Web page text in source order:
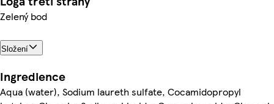
Zelený bod
Složení
Ingredience
Aqua (water), Sodium laureth sulfate, Cocamidopropyl